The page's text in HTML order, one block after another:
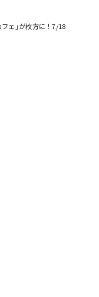
ェ｣が枚方に！7/18